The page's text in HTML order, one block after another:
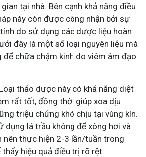
tại nhà. Bên cạnh khả năng điều
này còn được công nhận bởi sự
do sử dụng các dược liệu hoàn
đây là một số loại nguyên liệu mà
để chữa chậm kinh do viêm âm đạo
thảo dược này có khả năng diệt
rất tốt, đồng thời giúp xoa dịu
triệu chứng khó chịu tại vùng kín.
dụng lá trầu không để xông hơi và
nên thực hiện 2-3 lần/tuần trong
hiệu quả điều trị rõ rệt.